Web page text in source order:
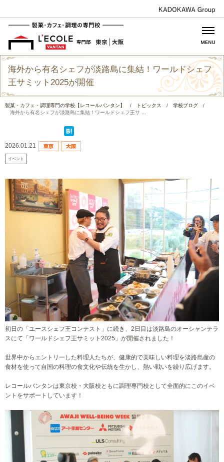
海外から有名シェフが淡路島に集結！ワールドシェフ
王サミット2025が開催
製菓・カフェ・調理専門の学校【レコールバンタン】 / トピックス / 学校ブログ
/
海外から有名シェフが淡路島に集結！ワールドシェフ王サ ...
2026.01.21
イベント
初日の「ユースシェフ王コンテスト」に続き、2日目は淡路島のオーシャンテラ
スにて「ワールドシェフ王サミット2025」が開催されました！
世界中からエントリーした料理人たちが、健康的で美味しい料理を淡路島産の
食材を使って自国の料理の食文化や伝統を生かし、熱い戦いを繰り広げます。
レコールバンタンは東京校・大阪校ともに調理専門校として全面的にこのイベ
ントをサポートしています！